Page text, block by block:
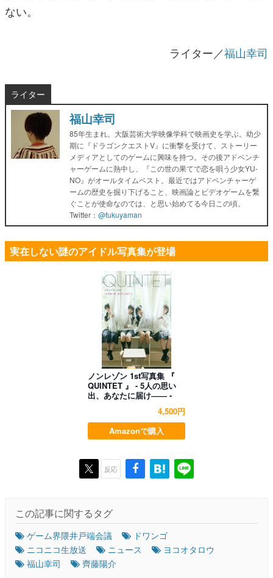
ない。
ライター／福山幸司
ライター
福山幸司
85年生まれ。大阪芸術大学映像学科で映画史を学ぶ。幼少
期に『ドラゴンクエストV』に衝撃を受けて、ストーリー
メディアとしてのゲームに興味を持つ。その後アドベンチ
ャーゲームに熱中し、『この世の果てで恋を唄う少女YU-
NO』がオールタイムベスト。最近ではアドベンチャーゲ
ームの歴史を掘り下げること、映画論とビデオゲームを繋
ぐことが使命なのでは、と思い始めてる今日この頃。
Twitter： @fukuyaman
実在しない謎のアイドル写真集が登場
ノンレゾン 1st写真集 『
QUINTET 』 - 5人の思い
出、あなたに届け―― -
4,500円
Amazonで購入
反応
この記事に関するタグ
ゲーム界隈井戸端会議
ドワンゴ
ニコニコ生放送
ニュース
ヨコオタロウ
福山幸司
齊藤陽介